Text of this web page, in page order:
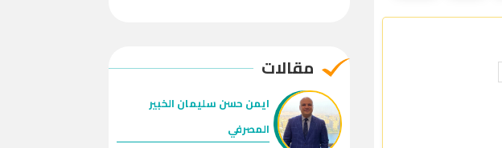
مقالات
ايمن حسن سليمان الخبير
المصرفي